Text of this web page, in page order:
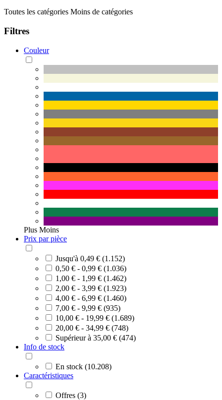
Toutes les catégories Moins de catégories
Filtres
Couleur
Plus Moins
Prix par pièce
Jusqu'à 0,49 € (1.152)
0,50 € - 0,99 € (1.036)
1,00 € - 1,99 € (1.462)
2,00 € - 3,99 € (1.923)
4,00 € - 6,99 € (1.460)
7,00 € - 9,99 € (935)
10,00 € - 19,99 € (1.689)
20,00 € - 34,99 € (748)
Supérieur à 35,00 € (474)
Info de stock
En stock (10.208)
Caractéristiques
Offres (3)